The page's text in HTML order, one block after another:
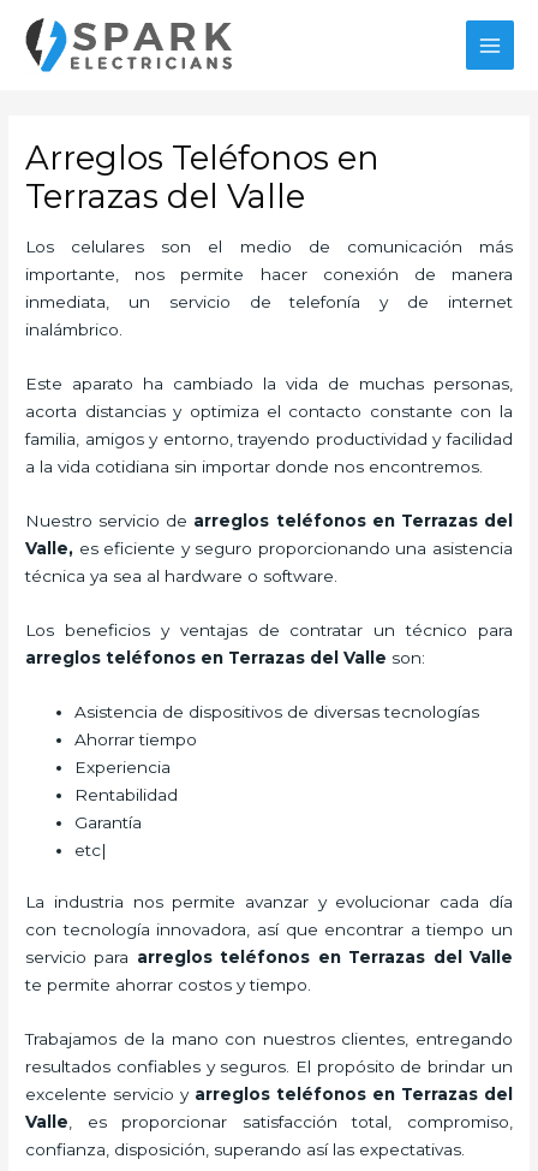
contenido
Arreglos Teléfonos en
Terrazas del Valle
Los celulares son el medio de comunicación más
importante, nos permite hacer conexión de manera
inmediata, un servicio de telefonía y de internet
inalámbrico.
Este aparato ha cambiado la vida de muchas personas,
acorta distancias y optimiza el contacto constante con la
familia, amigos y entorno, trayendo productividad y facilidad
a la vida cotidiana sin importar donde nos encontremos.
Nuestro servicio de arreglos teléfonos en Terrazas del
Valle, es eficiente y seguro proporcionando una asistencia
técnica ya sea al hardware o software.
Los beneficios y ventajas de contratar un técnico para
arreglos teléfonos en Terrazas del Valle son:
Asistencia de dispositivos de diversas tecnologías
Ahorrar tiempo
Experiencia
Rentabilidad
Garantía
etc|
La industria nos permite avanzar y evolucionar cada día
con tecnología innovadora, así que encontrar a tiempo un
servicio para arreglos teléfonos en Terrazas del Valle
te permite ahorrar costos y tiempo.
Trabajamos de la mano con nuestros clientes, entregando
resultados confiables y seguros. El propósito de brindar un
excelente servicio y arreglos teléfonos en Terrazas del
Valle , es proporcionar satisfacción total, compromiso,
confianza, disposición, superando así las expectativas.